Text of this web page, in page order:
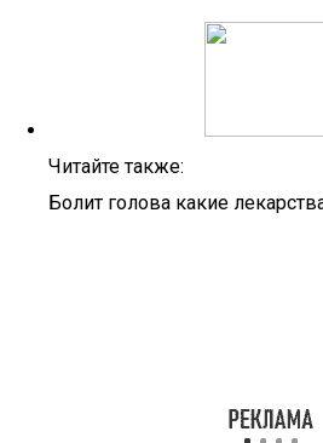
Читайте также:
Болит голова какие